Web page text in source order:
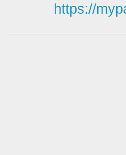
https://